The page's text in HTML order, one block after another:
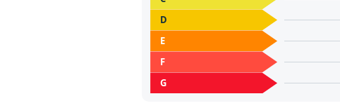
D
E
F
G